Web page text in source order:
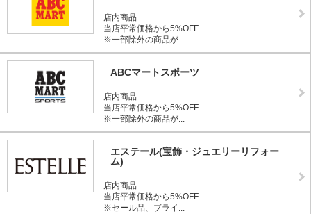
店内商品
当店平常価格から5%OFF
※一部除外の商品が...
ABCマートスポーツ
店内商品
当店平常価格から5%OFF
※一部除外の商品が...
エステール(宝飾・ジュエリーリフォー
ム)
店内商品
当店平常価格から5%OFF
※セール品、ブライ...